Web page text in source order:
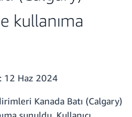
kullanıma
12 Haz 2024
Kanada Batı (Calgary)